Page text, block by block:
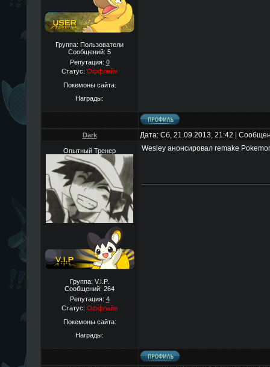
Группа: Пользователи
Сообщений: 5
Репутация: 0
Статус: Оффлайн
Покемоны сайта:
Награды:
Dark Дата: Сб, 21.09.2013, 21:42 |
Опытный Тренер
Группа: V.I.P.
Сообщений: 264
Репутация: 4
Статус: Оффлайн
Покемоны сайта:
Награды:
Wesley анонсировал remake